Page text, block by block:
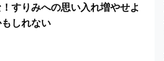
すりみへの思い入れ増やせよ
しれない